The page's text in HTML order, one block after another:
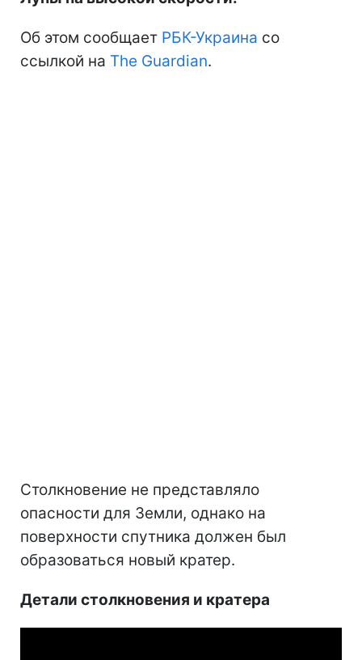
Об этом сообщает РБК-Украина со
ссылкой на The Guardian.
Столкновение не представляло
опасности для Земли, однако на
поверхности спутника должен был
образоваться новый кратер.
Детали столкновения и кратера